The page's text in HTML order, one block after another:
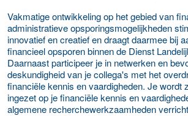
Vakmatige ontwikkeling op het gebied van
administratieve opsporingsmogelijkheden
innovatief en creatief en draagt daarmee bij
financieel opsporen binnen de Dienst
Daarnaast participeer je in netwerken en
deskundigheid van je collega's met het
financiële kennis en vaardigheden. Je wordt
ingezet op je financiële kennis en
algemene recherchewerkzaamheden